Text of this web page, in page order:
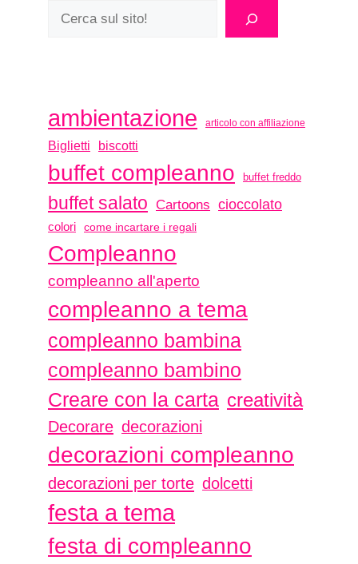
ambientazione articolo con affiliazione
Biglietti biscotti
buffet compleanno buffet freddo
buffet salato Cartoons cioccolato
colori come incartare i regali
Compleanno
compleanno all'aperto
compleanno a tema
compleanno bambina
compleanno bambino
Creare con la carta creatività
Decorare decorazioni
decorazioni compleanno
decorazioni per torte dolcetti
festa a tema
festa di compleanno